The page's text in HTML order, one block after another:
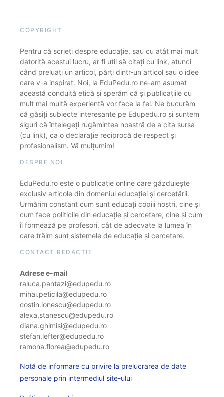
COPYRIGHT
Pentru că scrieți despre educație, sau cu atât mai mult
datorită acestui lucru, ar fi util să citați cu link, atunci
când preluați un articol, părți dintr-un articol sau o idee
care v-a inspirat. Noi, la EduPedu.ro ne-am asumat
această conduită etică și sperăm că și publicațiile cu
mult mai multă experiență vor face la fel. Ne bucurăm
că găsiți subiecte interesante pe Edupedu.ro și suntem
siguri că înțelegeți rugămintea noastră de a cita sursa
(cu link), ca o declarație reciprocă de respect și
profesionalism. Vă mulțumim!
DESPRE NOI
EduPedu.ro este o publicație online care găzduiește
exclusiv articole din domeniul educației și cercetării.
Urmărim constant cum sunt educați copiii noștri, cine și
cum face politicile din educație și cercetare, cine și cum
îi formează pe profesori, cât de adecvate la lumea în
care trăim sunt sistemele de educație și cercetare.
CONTACT REDACȚIE
Adrese e-mail
raluca.pantazi@edupedu.ro
mihai.peticila@edupedu.ro
costin.ionescu@edupedu.ro
alexa.stanescu@edupedu.ro
diana.ghimisi@edupedu.ro
stefan.lefter@edupedu.ro
ramona.florea@edupedu.ro
Notă de informare cu privire la prelucrarea de date
personale prin intermediul site-ului